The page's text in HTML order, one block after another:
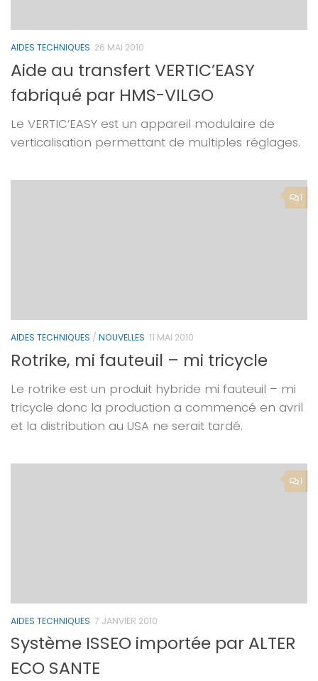
AIDES TECHNIQUES 26 MAI 2010
Aide au transfert VERTIC’EASY
fabriqué par HMS-VILGO
Le VERTIC’EASY est un appareil modulaire de
verticalisation permettant de multiples réglages.
1
AIDES TECHNIQUES / NOUVELLES 11 MAI 2010
Rotrike, mi fauteuil – mi tricycle
Le rotrike est un produit hybride mi fauteuil – mi
tricycle donc la production a commencé en avril
et la distribution au USA ne serait tardé.
1
AIDES TECHNIQUES 7 JANVIER 2010
Système ISSEO importée par ALTER
ECO SANTE